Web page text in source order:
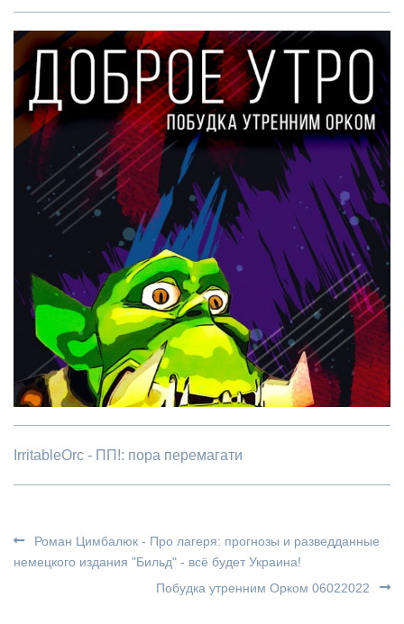
IrritableOrc - ПП!: пора перемагати
Роман Цимбалюк - Про лагеря: прогнозы и разведданные
немецкого издания "Бильд" - всё будет Украина!
Побудка утренним Орком 06022022